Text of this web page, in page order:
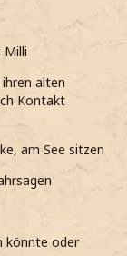
Milli
alten
Kontakt
am See sitzen
könnte oder